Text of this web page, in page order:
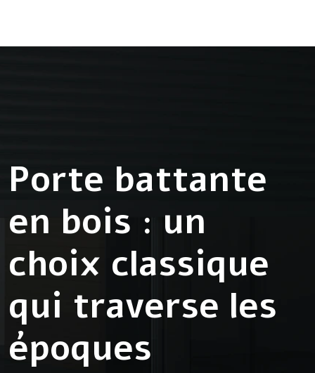
Porte battante
en bois : un
choix classique
qui traverse les
époques